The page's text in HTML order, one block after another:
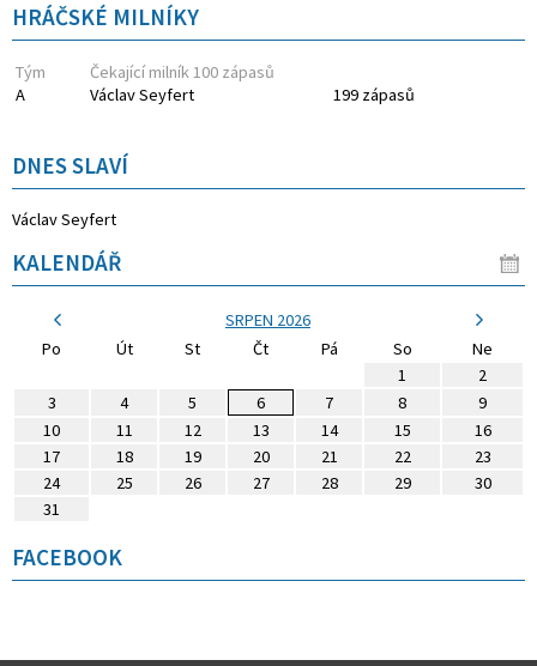
HRÁČSKÉ MILNÍKY
Tým
Čekající milník 100 zápasů
A
Václav Seyfert 199 zápasů
DNES SLAVÍ
Václav Seyfert
KALENDÁŘ
SRPEN 2026
Po
Út St Čt Pá So
Ne
1
2
3
4 5 6 7 8
9
10
11 12 13 14 15
16
17
18 19 20 21 22
23
24
25 26 27 28 29
30
31
FACEBOOK